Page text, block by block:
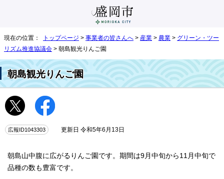
現在の位置： トップページ > 事業者の皆さんへ > 産業 > 農業 > グリーン・ツー
リズム推進協議会 > 朝島観光りんご園
朝島観光りんご園
広報ID1043303 更新日 令和5年6月13日
朝島山中腹に広がるりんご園です。期間は9月中旬から11月中旬で
品種の数も豊富です。